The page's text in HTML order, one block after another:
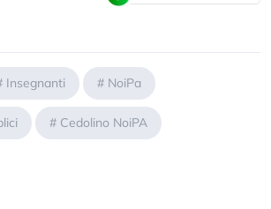
Insegnanti # NoiPa
# Cedolino NoiPA